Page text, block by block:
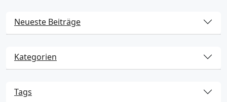
Neueste Beiträge
Kategorien
Tags